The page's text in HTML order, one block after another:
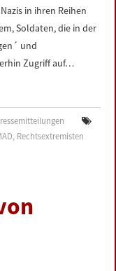
in ihren Reihen
Soldaten, die in der
und
Zugriff auf…
, Rechtsextremisten